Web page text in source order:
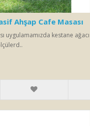
Ahşap Cafe Masası
uygulamamızda kestane ağacı